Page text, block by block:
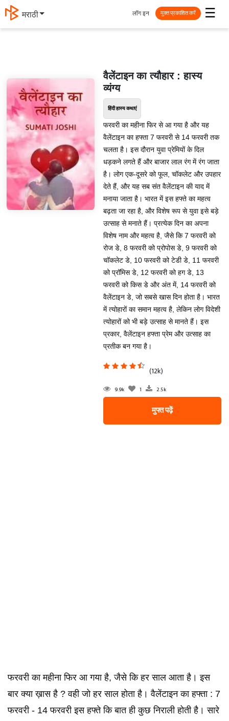
मराठी ☰
लॉग इन मुक्त प्रकाशित करें
वैलेंटाइन का त्यौहार : हास्य
व्यंग्य
हिंदी हास्य कथाएं
फरवरी का महीना फिर से आ गया है और यह
वैलेंटाइन का हफ्ता 7 फरवरी से 14 फरवरी तक
चलता है। इस दौरान युवा प्रेमियों के दिल
धड़कने लगते हैं और बाजार लाल रंग में रंग जाता
है। लोग एक-दूसरे को फूल, चॉकलेट और उपहार
देते हैं, और यह सब संत वैलेंटाइन की याद में
मनाया जाता है। भारत में इस हफ्ते का महत्व
बढ़ता जा रहा है, और विशेष रूप से युवा इसे बड़े
उत्साह से मनाते हैं। प्रत्येक दिन का अपना
विशेष नाम और महत्व है, जैसे कि 7 फरवरी को
रोज डे, 8 फरवरी को प्रोपोस डे, 9 फरवरी को
चॉकलेट डे, 10 फरवरी को टेडी डे, 11 फरवरी
को प्रॉमिस डे, 12 फरवरी को हग डे, 13
फरवरी को किस डे और अंत में, 14 फरवरी को
वैलेंटाइन डे, जो सबसे खास दिन होता है। भारत
में त्योहारों का समान महत्व है, लेकिन लोग विदेशी
त्योहारों को भी बड़े उत्साह से मानते हैं। इस
प्रकार, वैलेंटाइन हफ्ता प्रेम और उत्साह का
प्रतीक बन गया है।
(12k)
9.9k 1 2.5k
मुफ्त पढ़ें
फरवरी का महीना फिर आ गया है, जैसे कि हर साल आता है। इस
बार क्या ख़ास है ? वही जो हर साल होता है। वैलेंटाइन का हफ्ता : 7
फरवरी - 14 फरवरी इस हफ्ते कि बात ही कुछ निराली होती है। सारे